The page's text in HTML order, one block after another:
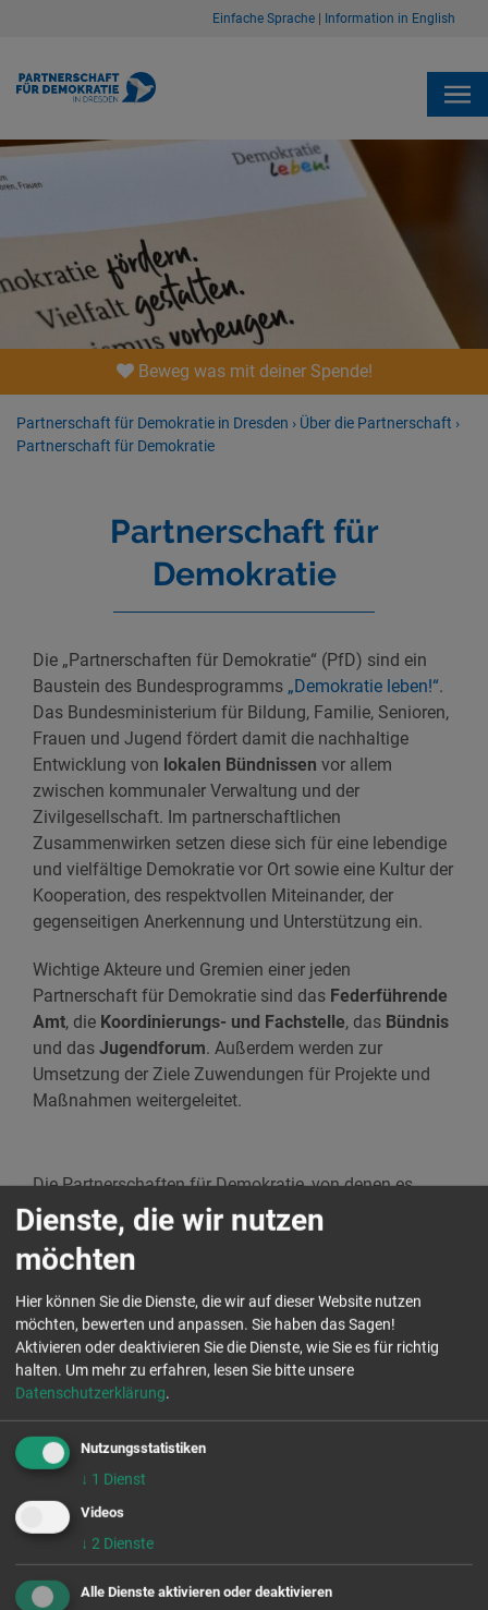
Einfache Sprache Information in English
Beweg was mit deiner Spende!
Partnerschaft für Demokratie in Dresden › Über die Partnerschaft ›
Partnerschaft für Demokratie
Partnerschaft für
Demokratie
Die „Partnerschaften für Demokratie“ (PfD) sind ein
Baustein des Bundesprogramms „Demokratie leben!“.
Das Bundesministerium für Bildung, Familie, Senioren,
Frauen und Jugend fördert damit die nachhaltige
Entwicklung von lokalen Bündnissen vor allem
zwischen kommunaler Verwaltung und der
Zivilgesellschaft. Im partnerschaftlichen
Zusammenwirken setzen diese sich für eine lebendige
und vielfältige Demokratie vor Ort sowie eine Kultur der
Kooperation, des respektvollen Miteinander, der
gegenseitigen Anerkennung und Unterstützung ein.
Wichtige Akteure und Gremien einer jeden
Partnerschaft für Demokratie sind das Federführende
Amt, die Koordinierungs- und Fachstelle, das Bündnis
und das Jugendforum. Außerdem werden zur
Umsetzung der Ziele Zuwendungen für Projekte und
Maßnahmen weitergeleitet.
Die Partnerschaften für Demokratie, von denen es
bundesweit über 300 gibt, ermöglichen eine
zielgerichtete Zusammenarbeit aller vor Ort relevanten
Akteur:innen für Aktivitäten in den Handlungsfeldern
des Bundesprogramms: Demokratiestärkung –
Vielfaltgestaltung – Extremismusprävention.
Die Partnerschaften:
Selbstwirksamkeit,
vermitteln Handlungssicherheit mit lokalen
Herausforderungen,
sprechen demokratieskeptische Menschen durch
teilhabeorientierte Maßnahmen und Partizipation
an,
Dienste, die wir nutzen
möchten
Hier können Sie die Dienste, die wir auf dieser Website nutzen
möchten, bewerten und anpassen. Sie haben das Sagen!
Aktivieren oder deaktivieren Sie die Dienste, wie Sie es für richtig
halten. Um mehr zu erfahren, lesen Sie bitte unsere
Datenschutzerklärung.
Nutzungsstatistiken
↓ 1 Dienst
Videos
↓ 2 Dienste
Alle Dienste aktivieren oder deaktivieren